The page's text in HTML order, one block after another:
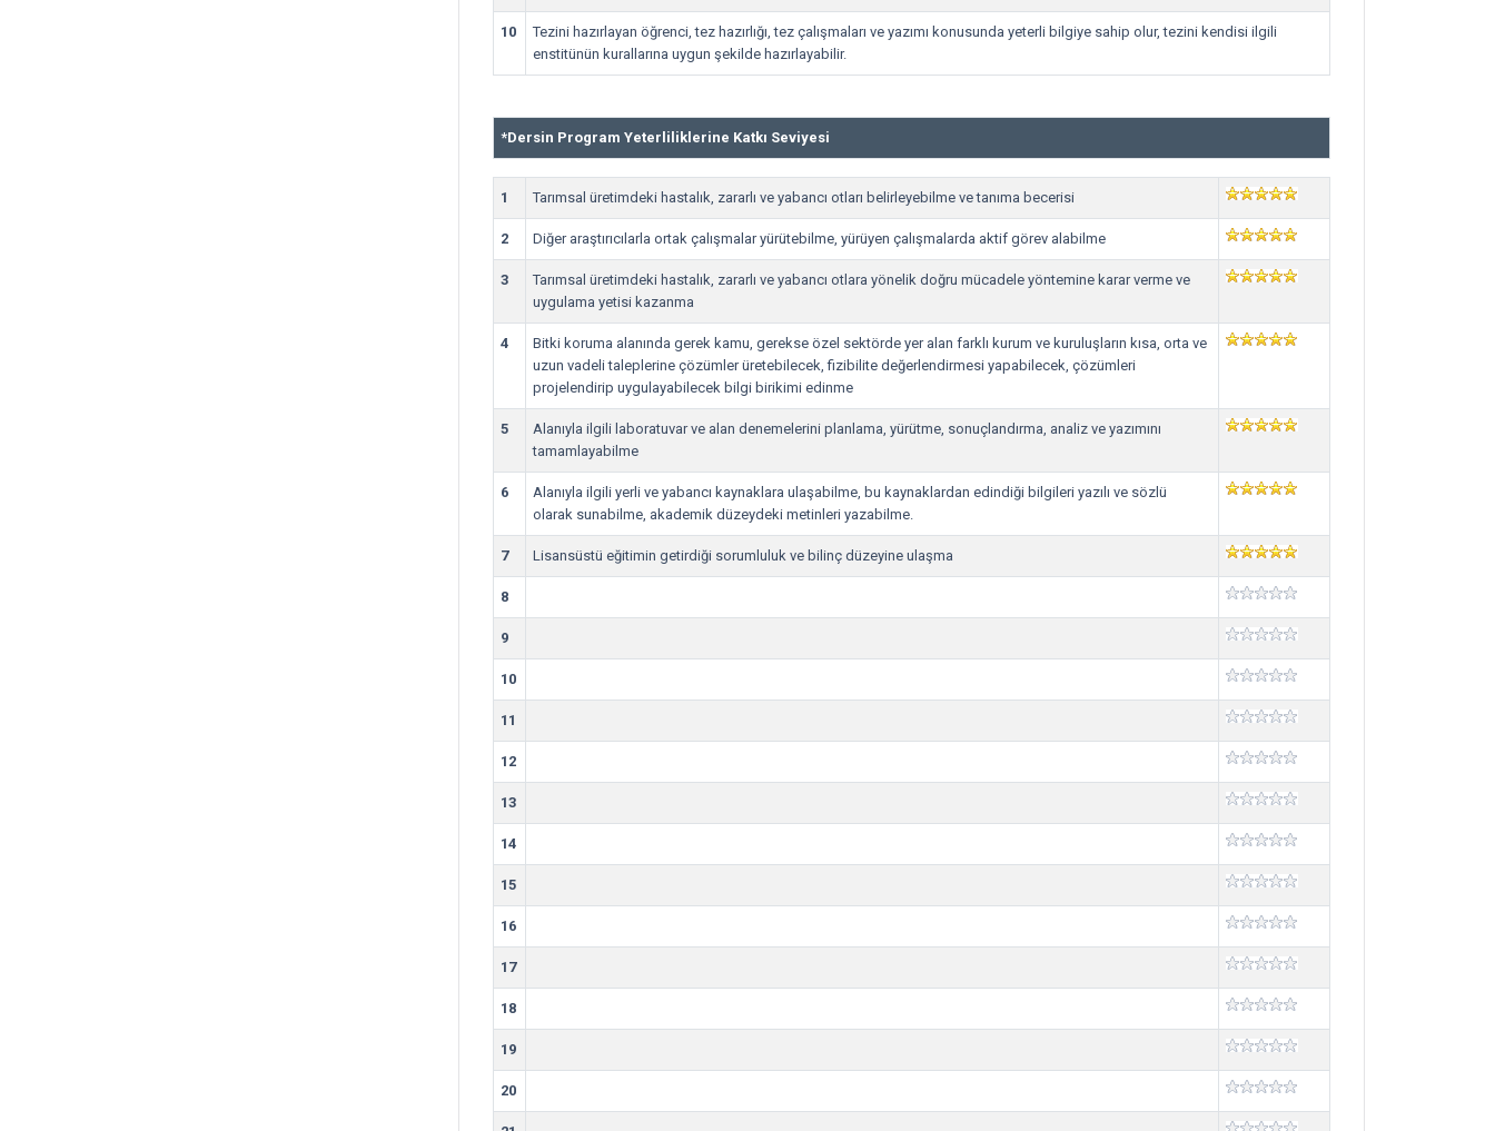
10
Tezini hazırlayan öğrenci, tez hazırlığı, tez çalışmaları ve yazımı konusunda yeterli bilgiye sahip olur, tezini kendisi ilgili
enstitünün kurallarına uygun şekilde hazırlayabilir.
*Dersin Program Yeterliliklerine Katkı Seviyesi
1 Tarımsal üretimdeki hastalık, zararlı ve yabancı otları belirleyebilme ve tanıma becerisi
2 Diğer araştırıcılarla ortak çalışmalar yürütebilme, yürüyen çalışmalarda aktif görev alabilme
3
Tarımsal üretimdeki hastalık, zararlı ve yabancı otlara yönelik doğru mücadele yöntemine karar verme ve
uygulama yetisi kazanma
4
Bitki koruma alanında gerek kamu, gerekse özel sektörde yer alan farklı kurum ve kuruluşların kısa, orta ve
uzun vadeli taleplerine çözümler üretebilecek, fizibilite değerlendirmesi yapabilecek, çözümleri
projelendirip uygulayabilecek bilgi birikimi edinme
5
Alanıyla ilgili laboratuvar ve alan denemelerini planlama, yürütme, sonuçlandırma, analiz ve yazımını
tamamlayabilme
6
Alanıyla ilgili yerli ve yabancı kaynaklara ulaşabilme, bu kaynaklardan edindiği bilgileri yazılı ve sözlü
olarak sunabilme, akademik düzeydeki metinleri yazabilme.
7 Lisansüstü eğitimin getirdiği sorumluluk ve bilinç düzeyine ulaşma
8
9
10
11
12
13
14
15
16
17
18
19
20